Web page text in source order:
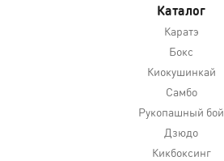
Каталог
Каратэ
Бокс
Киокушинкай
Самбо
Рукопашный бой
Дзюдо
Кикбоксинг